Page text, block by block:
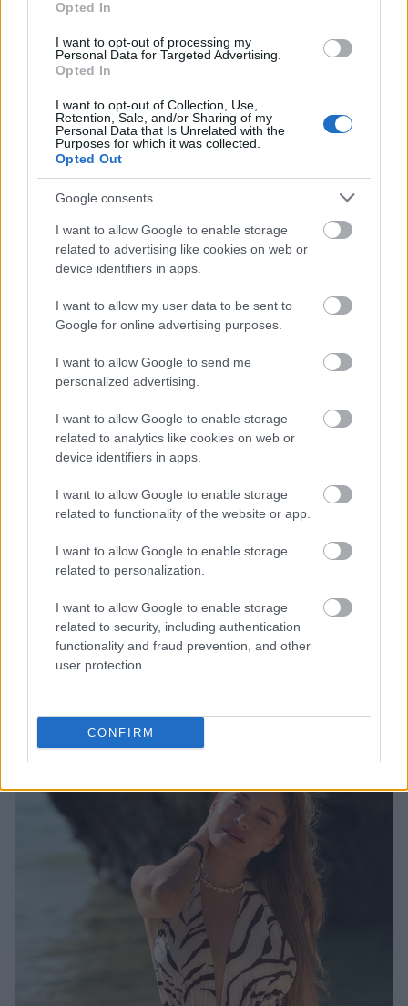
Opted In
I want to opt-out of processing my
Personal Data for Targeted Advertising.
Opted In
I want to opt-out of Collection, Use,
Retention, Sale, and/or Sharing of my
Personal Data that Is Unrelated with the
Purposes for which it was collected.
Opted Out
Google consents
I want to allow Google to enable storage
related to advertising like cookies on web or
device identifiers in apps.
I want to allow my user data to be sent to
Google for online advertising purposes.
I want to allow Google to send me
personalized advertising.
I want to allow Google to enable storage
related to analytics like cookies on web or
device identifiers in apps.
I want to allow Google to enable storage
related to functionality of the website or app.
I want to allow Google to enable storage
related to personalization.
I want to allow Google to enable storage
related to security, including authentication
functionality and fraud prevention, and other
user protection.
CONFIRM
BEST OF INTERNET
σπουδαίου deal
Νέντοβιτς για Γουόκαπ: «Είναι από τους πιο... βρώμικους
παίκτες της EuroLeague, αλλά τόσο καλό παιδί!»
Ολυμπιακός: Τελειώνει άμεσα του Μπραγκάντσα σύμφωνα με